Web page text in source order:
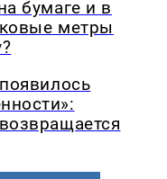
бумаге и в
метры